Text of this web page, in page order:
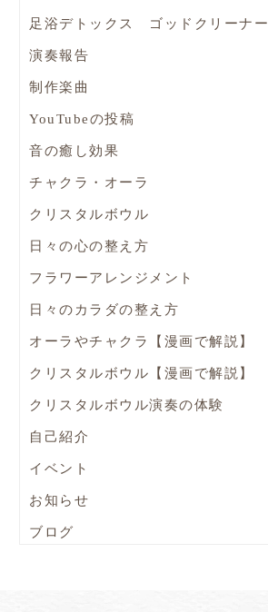
足浴デトックス ゴッドクリーナー
演奏報告
制作楽曲
YouTubeの投稿
音の癒し効果
チャクラ・オーラ
クリスタルボウル
日々の心の整え方
フラワーアレンジメント
日々のカラダの整え方
オーラやチャクラ【漫画で解説】
クリスタルボウル【漫画で解説】
クリスタルボウル演奏の体験
自己紹介
イベント
お知らせ
ブログ